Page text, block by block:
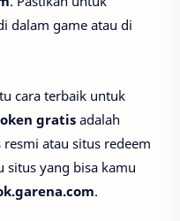
dalam game atau di
cara terbaik untuk
gratis adalah
atau situs redeem
situs yang bisa kamu
.